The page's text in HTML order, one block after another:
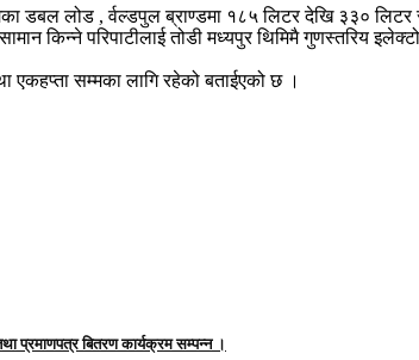
डबल लोड , र्वल्डपुल ब्राण्डमा १८५ लिटर देखि ३३०
किन्ने परिपाटीलाई तोडी मध्यपुर थिमिमै गुणस्तरिय
सम्मका लागि रहेको बताईएको छ ।
प्रमाणपत्र बितरण कार्यक्रम सम्पन्न ।